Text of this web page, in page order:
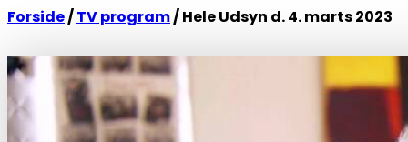
Forside/TV program/Hele Udsyn d. 4. marts 2023